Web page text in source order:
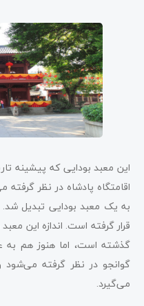
این معبد بودایی که پیشینه
اقامتگاه پادشاه در نظر
به یک معبد بودایی تبدیل شد.
قرار گرفته است. اندازه این
گذشته است، اما هنوز هم به
گوانجو در نظر گرفته می‌شود
می‌گیرد.